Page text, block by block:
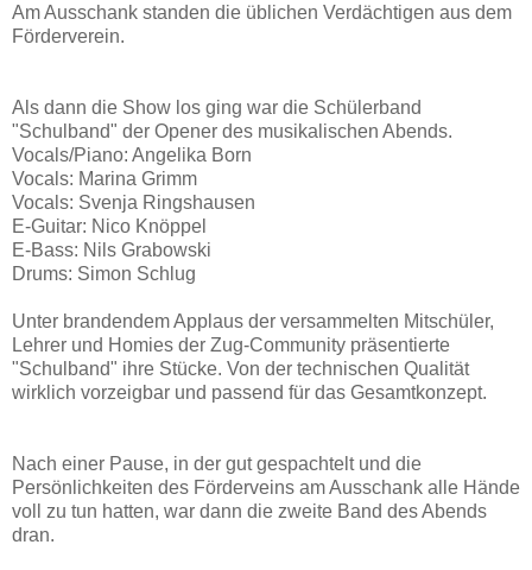
Am Ausschank standen die üblichen Verdächtigen aus dem
Förderverein.
Als dann die Show los ging war die Schülerband
"Schulband" der Opener des musikalischen Abends.
Vocals/Piano: Angelika Born
Vocals: Marina Grimm
Vocals: Svenja Ringshausen
E-Guitar: Nico Knöppel
E-Bass: Nils Grabowski
Drums: Simon Schlug
Unter brandendem Applaus der versammelten Mitschüler,
Lehrer und Homies der Zug-Community präsentierte
"Schulband" ihre Stücke. Von der technischen Qualität
wirklich vorzeigbar und passend für das Gesamtkonzept.
Nach einer Pause, in der gut gespachtelt und die
Persönlichkeiten des Förderveins am Ausschank alle Hände
voll zu tun hatten, war dann die zweite Band des Abends
dran.